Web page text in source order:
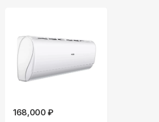
168,000 ₽